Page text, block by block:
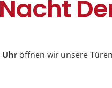
Uhr öffnen wir unsere